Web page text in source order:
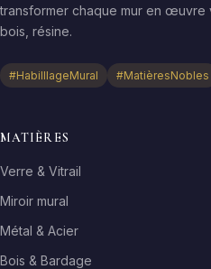
transformer chaque mur en œuvre
bois, résine.
#HabilllageMural #MatièresNobles
MATIÈRES
Verre & Vitrail
Miroir mural
Métal & Acier
Bois & Bardage